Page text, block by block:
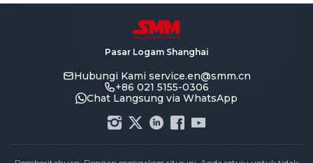
Pasar Logam Shanghai
Hubungi Kami service.en@smm.cn
+86 021 5155-0306
Chat Langsung via WhatsApp